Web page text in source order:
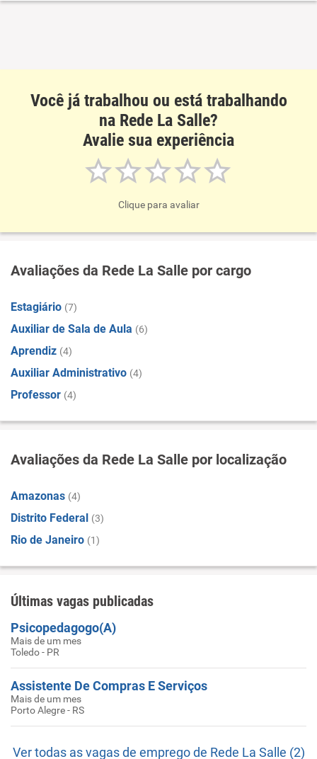
Você já trabalhou ou está trabalhando
na Rede La Salle?
Avalie sua experiência
Clique para avaliar
Avaliações da Rede La Salle por cargo
Estagiário (7)
Auxiliar de Sala de Aula (6)
Aprendiz (4)
Auxiliar Administrativo (4)
Professor (4)
Avaliações da Rede La Salle por localização
Amazonas (4)
Distrito Federal (3)
Rio de Janeiro (1)
Últimas vagas publicadas
Psicopedagogo(A)
Mais de um mes
Toledo - PR
Assistente De Compras E Serviços
Mais de um mes
Porto Alegre - RS
Ver todas as vagas de emprego de Rede La Salle (2)